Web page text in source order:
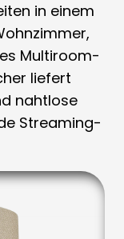
in einem
Multiroom-
liefert
nahtlose
Streaming-